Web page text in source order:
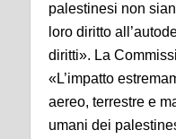
palestinesi non
loro diritto
diritti». La
«L’impatto
aereo, terrestre e
umani dei